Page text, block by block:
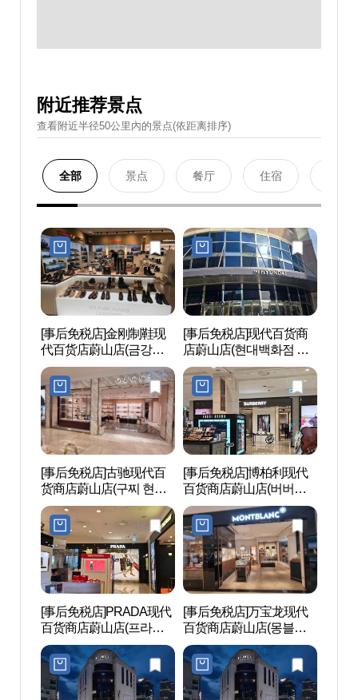
附近推荐景点
查看附近半径50公里內的景点(依距离排序)
全部 景点 餐厅 住宿
[事后免税店]金刚制鞋现
代百货店蔚山店(금강제
화 현대백화점 울산점)
[事后免税店]现代百货商
店蔚山店(현대백화점 울
산점)
[事后免税店]古驰现代百
货商店蔚山店(구찌 현대
백화점 울산점)
[事后免税店]博柏利现代
百货商店蔚山店(버버리
현대백화점 울산점)
[事后免税店]PRADA现代
百货商店蔚山店(프라다
현대백화점 울산점)
[事后免税店]万宝龙现代
百货商店蔚山店(몽블랑
현대백화점 울산점)